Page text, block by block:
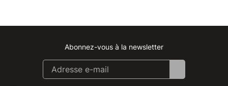
Instagram
Facebook
Linkedin
Youtube
Abonnez-vous à la newsletter